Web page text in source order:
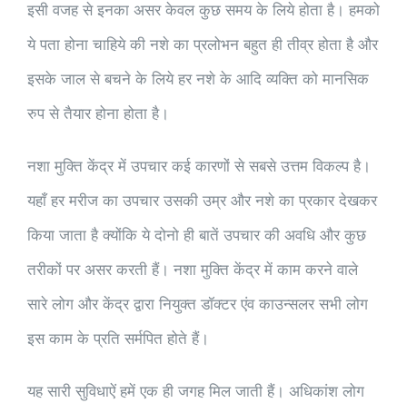
इसी वजह से इनका असर केवल कुछ समय के लिये होता है। हमको
ये पता होना चाहिये की नशे का प्रलोभन बहुत ही तीव्र होता है और
इसके जाल से बचने के लिये हर नशे के आदि व्यक्ति को मानसिक
रुप से तैयार होना होता है।
नशा मुक्ति केंद्र में उपचार कई कारणों से सबसे उत्तम विकल्प है।
यहाँ हर मरीज का उपचार उसकी उम्र और नशे का प्रकार देखकर
किया जाता है क्योंकि ये दोनो ही बातें उपचार की अवधि और कुछ
तरीकों पर असर करती हैं। नशा मुक्ति केंद्र में काम करने वाले
सारे लोग और केंद्र द्वारा नियुक्त डॉक्टर एंव काउन्सलर सभी लोग
इस काम के प्रति सर्मपित होते हैं।
यह सारी सुविधाऐं हमें एक ही जगह मिल जाती हैं। अधिकांश लोग